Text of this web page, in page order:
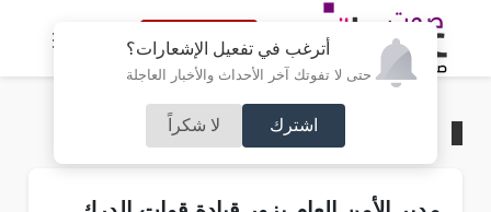
أترغب في تفعيل الإشعارات؟
حتى لا تفوتك آخر الأحداث والأخبار العاجلة
اشترك لا شكراً
النسخة الكاملة
محليات